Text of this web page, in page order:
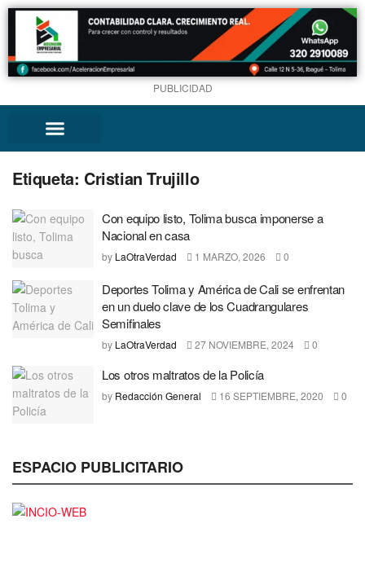
PUBLICIDAD
Etiqueta: Cristian Trujillo
Con equipo listo, Tolima busca imponerse a
Nacional en casa
by LaOtraVerdad 1 MARZO, 2026 0
Deportes Tolima y América de Cali se enfrentan
en un duelo clave de los Cuadrangulares
Semifinales
by LaOtraVerdad 27 NOVIEMBRE, 2024 0
Los otros maltratos de la Policía
by Redacción General 16 SEPTIEMBRE, 2020 0
ESPACIO PUBLICITARIO